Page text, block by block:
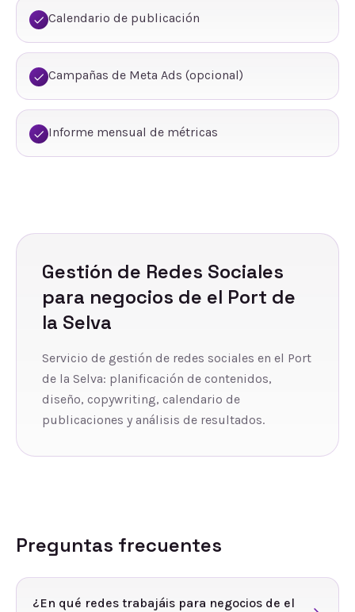
Calendario de publicación
Campañas de Meta Ads (opcional)
Informe mensual de métricas
Gestión de Redes Sociales
para negocios de el Port de
la Selva
Servicio de gestión de redes sociales en el Port
de la Selva: planificación de contenidos,
diseño, copywriting, calendario de
publicaciones y análisis de resultados.
Preguntas frecuentes
¿En qué redes trabajáis para negocios de el